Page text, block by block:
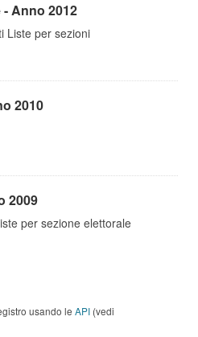
Anno 2012
Liste per sezioni
2010
2009
per sezione elettorale
usando le API (vedi